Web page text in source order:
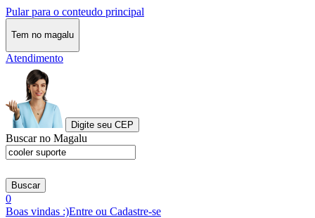
Pular para o conteudo principal
Tem no magalu
Atendimento
Digite seu CEP
Buscar no Magalu
Buscar
0
Boas vindas :)Entre ou Cadastre-se